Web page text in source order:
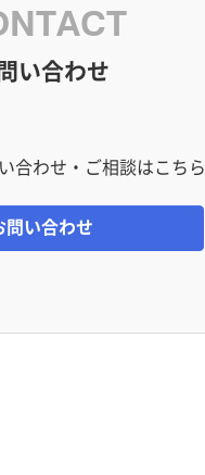
い合わせ
合わせ・ご相談はこちら
問い合わせ